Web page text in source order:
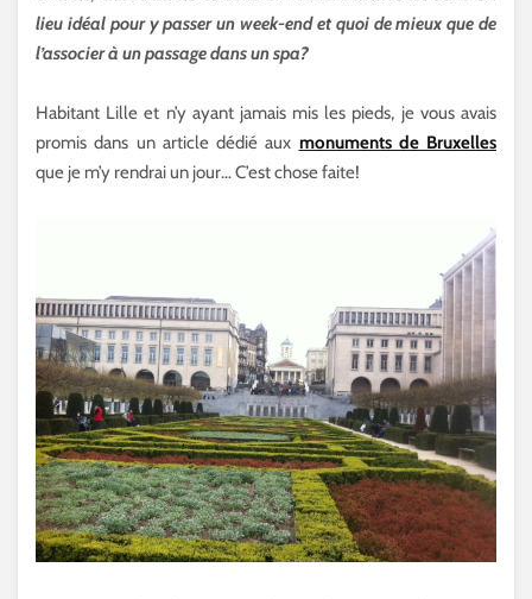
lieu idéal pour y passer un week-end et quoi de mieux que de
l’associer à un passage dans un spa?
Habitant Lille et n’y ayant jamais mis les pieds, je vous avais
promis dans un article dédié aux monuments de Bruxelles
que je m’y rendrai un jour… C’est chose faite!